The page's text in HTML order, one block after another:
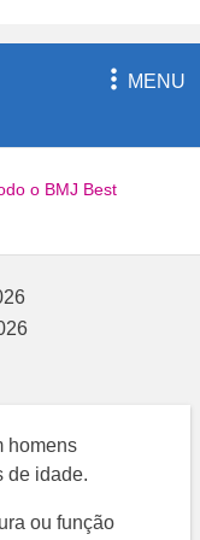
MENU
o BMJ Best
homens
de idade.
ou função